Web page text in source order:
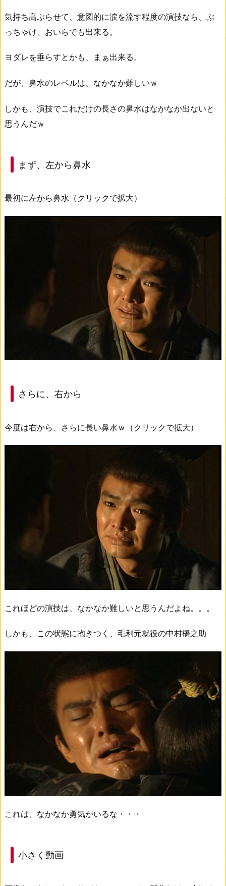
気持ち高ぶらせて、意図的に涙を流す程度の演技なら、ぶ
っちゃけ、おいらでも出来る。
ヨダレを垂らすとかも、まぁ出来る。
だが、鼻水のレベルは、なかなか難しいｗ
しかも、演技でこれだけの長さの鼻水はなかなか出ないと
思うんだｗ
まず、左から鼻水
最初に左から鼻水（クリックで拡大）
さらに、右から
今度は右から、さらに長い鼻水ｗ（クリックで拡大）
これほどの演技は、なかなか難しいと思うんだよね。。。
しかも、この状態に抱きつく、毛利元就役の中村橋之助
これは、なかなか勇気がいるな・・・
小さく動画